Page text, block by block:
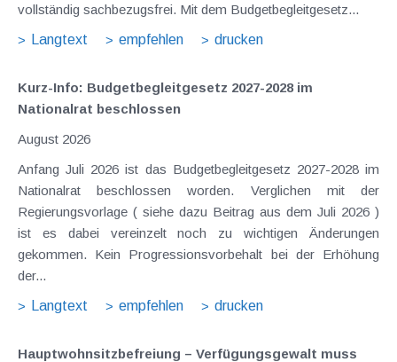
vollständig sachbezugsfrei. Mit dem Budgetbegleitgesetz...
Langtext
empfehlen drucken
Kurz-Info: Budgetbegleitgesetz 2027-2028 im
Nationalrat beschlossen
August 2026
Anfang Juli 2026 ist das Budgetbegleitgesetz 2027-2028 im
Nationalrat beschlossen worden. Verglichen mit der
Regierungsvorlage ( siehe dazu Beitrag aus dem Juli 2026 )
ist es dabei vereinzelt noch zu wichtigen Änderungen
gekommen. Kein Progressionsvorbehalt bei der Erhöhung
der...
Langtext
empfehlen drucken
Hauptwohnsitz​­befreiung – Verfügungsgewalt muss